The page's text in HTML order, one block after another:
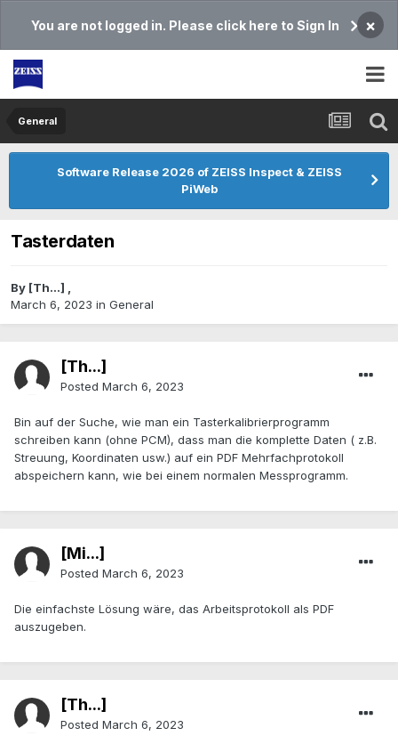
You are not logged in. Please click here to Sign In ×
General
Software Release 2026 of ZEISS Inspect & ZEISS
PiWeb
Tasterdaten
By [Th...] ,
March 6, 2023 in General
[Th...]
Posted March 6, 2023
Bin auf der Suche, wie man ein Tasterkalibrierprogramm
schreiben kann (ohne PCM), dass man die komplette Daten ( z.B.
Streuung, Koordinaten usw.) auf ein PDF Mehrfachprotokoll
abspeichern kann, wie bei einem normalen Messprogramm.
[Mi...]
Posted March 6, 2023
Die einfachste Lösung wäre, das Arbeitsprotokoll als PDF
auszugeben.
[Th...]
Posted March 6, 2023